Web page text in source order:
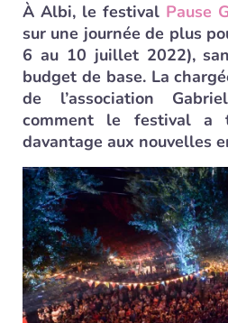
À Albi, le festival Pause
sur une journée de plus
6 au 10 juillet 2022),
budget de base. La
de l’association
comment le festival a
davantage aux nouvelles